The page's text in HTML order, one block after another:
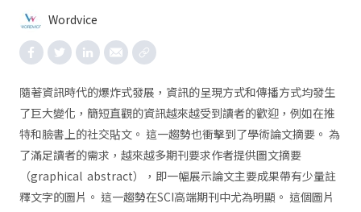
Wordvice
隨著資訊時代的爆炸式發展，資訊的呈現方式和傳播方式均發生
了巨大變化，簡短直觀的資訊越來越受到讀者的歡迎，例如在推
特和臉書上的社交貼文。 這一趨勢也衝擊到了學術論文摘要。 為
了滿足讀者的需求，越來越多期刊要求作者提供圖文摘要
（graphical abstract），即一幅展示論文主要成果帶有少量註
釋文字的圖片。 這一趨勢在SCI高端期刊中尤為明顯。 這個圖片